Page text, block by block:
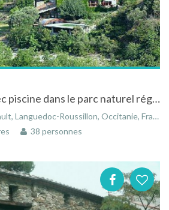
gîte de groupes avec piscine dans le parc naturel régionel du haut Languedoc
Languedoc-Roussillon, Occitanie, France
38 personnes